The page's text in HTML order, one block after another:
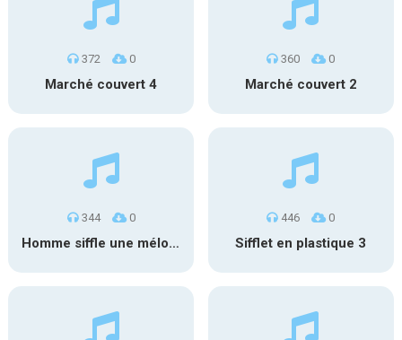
372 0
Marché couvert 4
360 0
Marché couvert 2
344 0
Homme siffle une mélodie
446 0
Sifflet en plastique 3